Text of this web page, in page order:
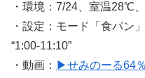
・環境：7/24、室温28℃
・設定：モード「食パン
“1:00-11:10”
・動画： ▶せみのーる64